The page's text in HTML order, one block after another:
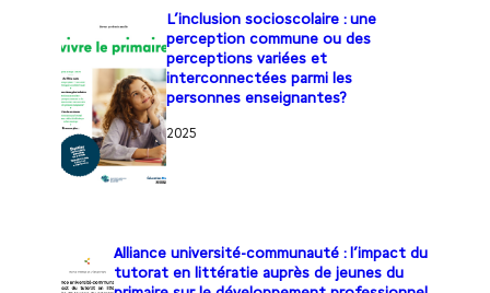
L’inclusion socioscolaire : une
perception commune ou des
perceptions variées et
interconnectées parmi les
personnes enseignantes?
2025
Alliance université-communauté : l’impact du
tutorat en littératie auprès de jeunes du